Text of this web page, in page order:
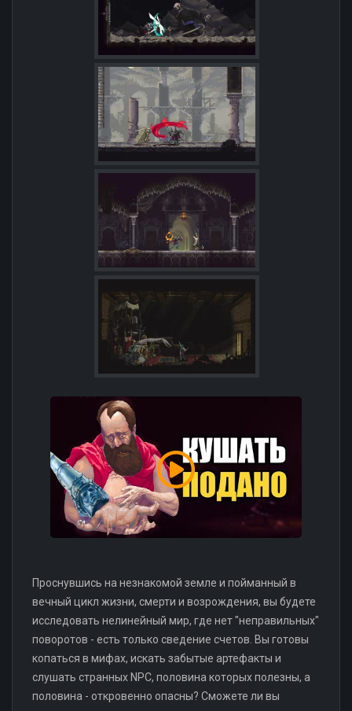
Проснувшись на незнакомой земле и пойманный в
вечный цикл жизни, смерти и возрождения, вы будете
исследовать нелинейный мир, где нет "неправильных"
поворотов - есть только сведение счетов. Вы готовы
копаться в мифах, искать забытые артефакты и
слушать странных NPC, половина которых полезны, а
половина - откровенно опасны? Сможете ли вы